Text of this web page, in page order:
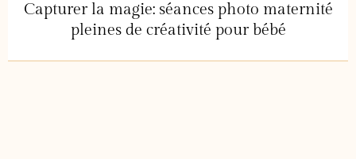
Capturer la magie: séances photo maternité
pleines de créativité pour bébé